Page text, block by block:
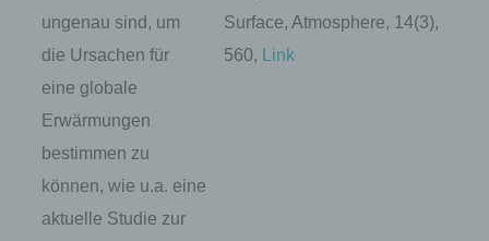
ungenau sind, um
die Ursachen für
eine globale
Erwärmungen
bestimmen zu
können, wie u.a. eine
aktuelle Studie zur
Surface, Atmosphere, 14(3),
560,
Link